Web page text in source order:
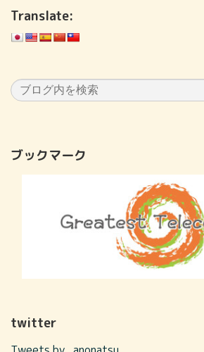
Translate:
ブックマーク
twitter